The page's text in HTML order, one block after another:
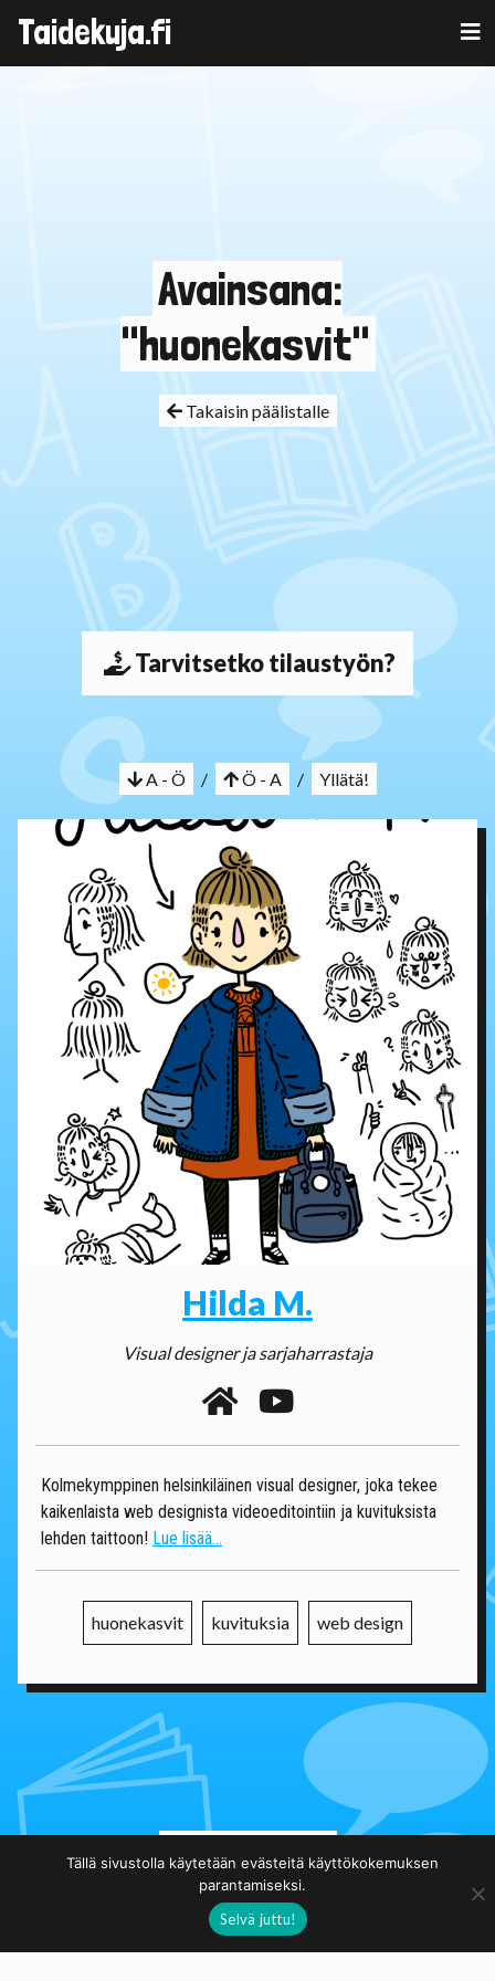
Skip
Taidekuja.fi
Avainsana:
"huonekasvit"
Takaisin päälistalle
Tarvitsetko tilaustyön?
A - Ö / Ö - A / Yllätä!
Hilda M.
Visual designer ja sarjaharrastaja
Kolmekymppinen helsinkiläinen visual designer, joka tekee
kaikenlaista web designista videoeditointiin ja kuvituksista
lehden taittoon! Lue lisää...
huonekasvit kuvituksia web design
Taidekuja.fi
Tällä sivustolla käytetään evästeitä käyttökokemuksen
parantamiseksi.
Selvä juttu!